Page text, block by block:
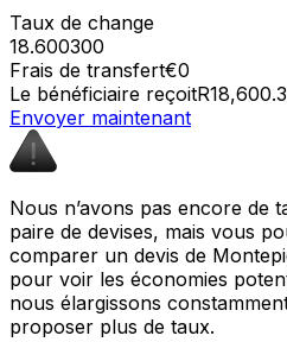
Taux de change
18.600300
Frais de transfert€0
Le bénéficiaire reçoit
Envoyer maintenant
Nous n’avons pas encore de
paire de devises, mais vous
comparer un devis de
pour voir les économies
nous élargissons
proposer plus de taux.